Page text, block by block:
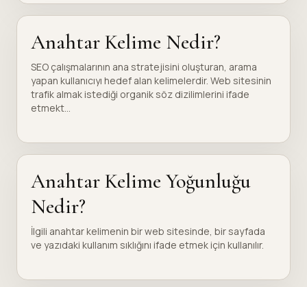
Anahtar Kelime Nedir?
SEO çalışmalarının ana stratejisini oluşturan, arama
yapan kullanıcıyı hedef alan kelimelerdir. Web sitesinin
trafik almak istediği organik söz dizilimlerini ifade
etmekt...
Anahtar Kelime Yoğunluğu
Nedir?
İlgili anahtar kelimenin bir web sitesinde, bir sayfada
ve yazıdaki kullanım sıklığını ifade etmek için kullanılır.